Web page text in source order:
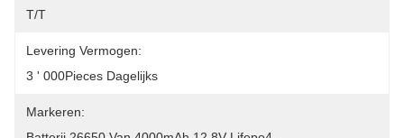
T/T
Levering Vermogen:
3 ' 000Pieces Dagelijks
Markeren: